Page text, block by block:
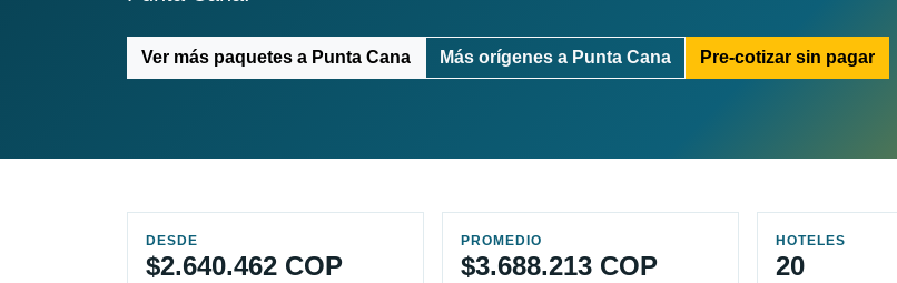
Ver más paquetes a Punta Cana Más orígenes a Punta Cana Pre-cotizar sin pagar
DESDE
$2.640.462 COP
PROMEDIO
$3.688.213 COP
HOTELES
20